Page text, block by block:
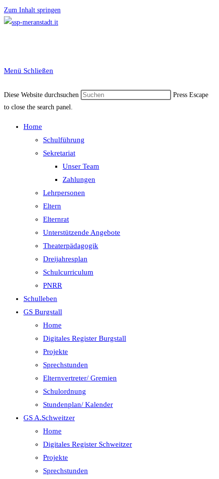
Zum Inhalt springen
Menü Schließen
Diese Website durchsuchen
Press Escape
to close the search panel.
Home
Schulführung
Sekretariat
Unser Team
Zahlungen
Lehrpersonen
Eltern
Elternrat
Unterstützende Angebote
Theaterpädagogik
Dreijahresplan
Schulcurriculum
PNRR
Schulleben
GS Burgstall
Home
Digitales Register Burgstall
Projekte
Sprechstunden
Elternvertreter/ Gremien
Schulordnung
Stundenplan/ Kalender
GS A.Schweitzer
Home
Digitales Register Schweitzer
Projekte
Sprechstunden